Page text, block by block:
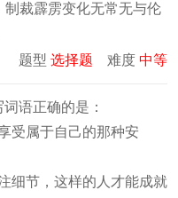
制裁霹雳变化无常无与伦
题型 选择题 难度 中等
语正确的是：
受属于自己的那种安
细节，这样的人才能成就